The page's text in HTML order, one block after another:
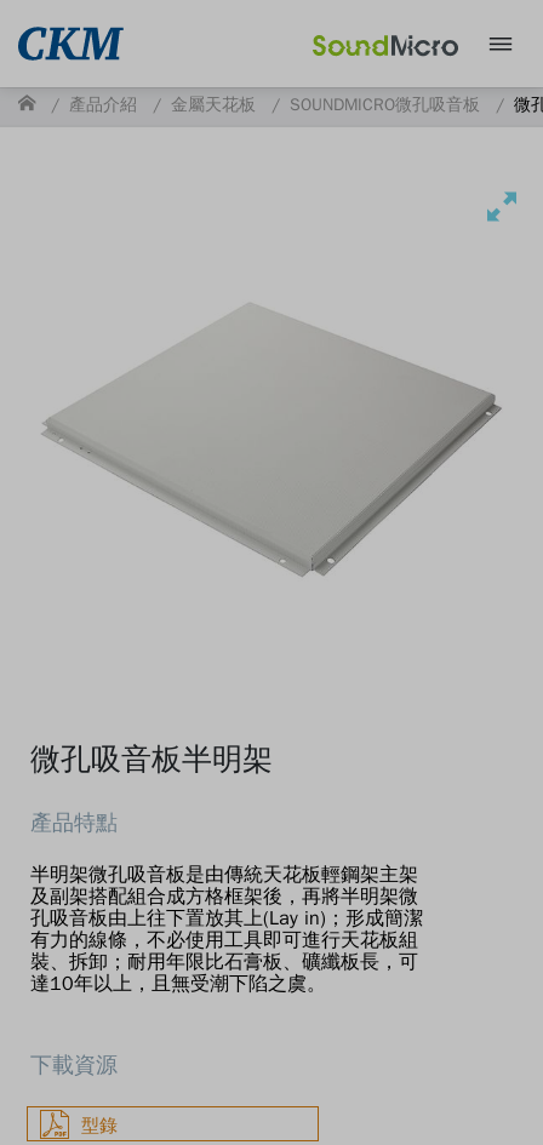
產品介紹 金屬天花板 SOUNDMICRO微孔吸音板 微
微孔吸音板半明架
半明架微孔吸音板是由傳統天花板輕鋼架主架
及副架搭配組合成方格框架後，再將半明架微
孔吸音板由上往下置放其上(Lay in)；形成簡潔
有力的線條，不必使用工具即可進行天花板組
裝、拆卸；耐用年限比石膏板、礦纖板長，可
達10年以上，且無受潮下陷之虞。
型錄